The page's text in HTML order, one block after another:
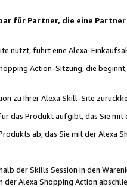
für Partner, die eine
nutzt, führt eine Alexa-
Action-Sitzung, die
zu Ihrer Alexa Skill-Site
das Produkt aufgibt, das Sie mit
ab, das Sie mit der Alexa
der Skills Session in den
der Alexa Shopping Action